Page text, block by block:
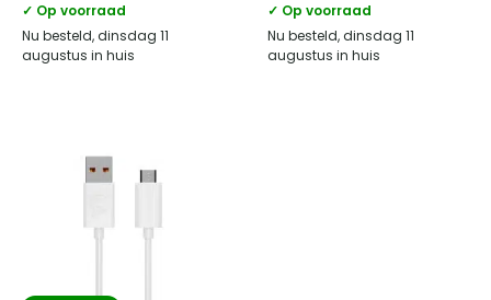
✓ Op voorraad
Nu besteld, dinsdag 11
augustus in huis
✓ Op voorraad
Nu besteld, dinsdag 11
augustus in huis